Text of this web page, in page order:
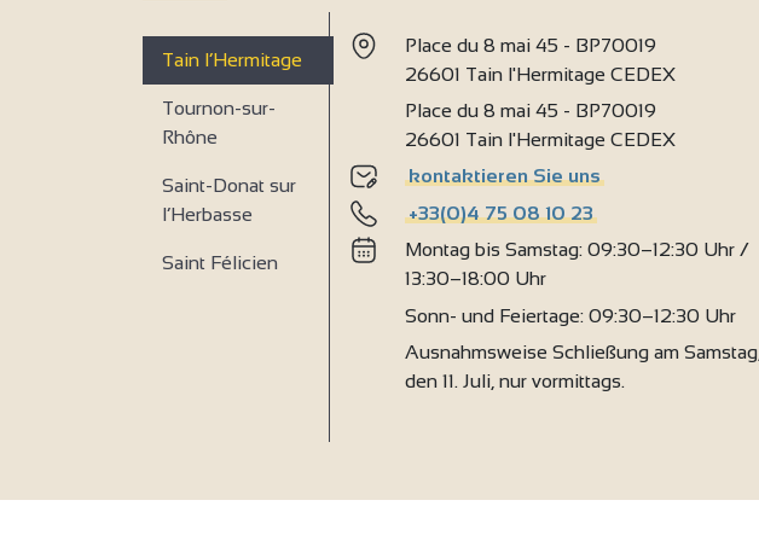
4Tain l’Hermitage
Tournon-sur-
Rhône
Saint-Donat sur
l’Herbasse
Saint Félicien
Place du 8 mai 45 - BP70019
26601 Tain l'Hermitage CEDEX
Place du 8 mai 45 - BP70019
26601 Tain l'Hermitage CEDEX
kontaktieren Sie uns
+33(0)4 75 08 10 23
Montag bis Samstag: 09:30–12:30 Uhr /
13:30–18:00 Uhr
Sonn- und Feiertage: 09:30–12:30 Uhr
Ausnahmsweise Schließung am Samstag,
den 11. Juli, nur vormittags.